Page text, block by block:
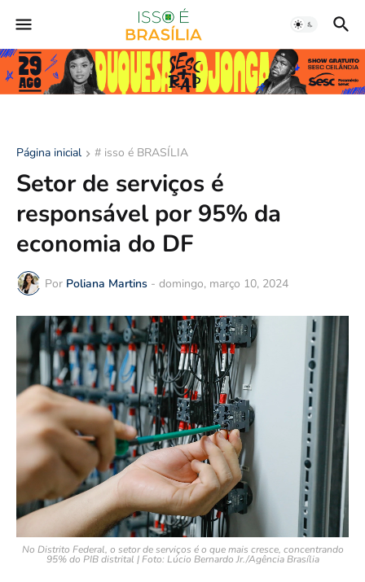
Página inicial # isso é BRASÍLIA
Setor de serviços é
responsável por 95% da
economia do DF
Por Poliana Martins - domingo, março 10, 2024
No Distrito Federal, o setor de serviços é o que mais cresce, concentrando
95% do PIB distrital | Foto: Lúcio Bernardo Jr./Agência Brasília